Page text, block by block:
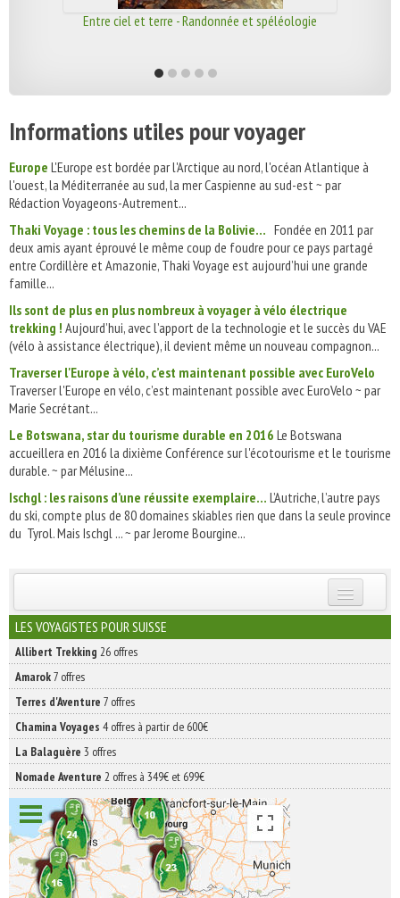
Entre ciel et terre - Randonnée et spéléologie
Informations utiles pour voyager
Europe L'Europe est bordée par l'Arctique au nord, l'océan Atlantique à
l'ouest, la Méditerranée au sud, la mer Caspienne au sud-est ~ par
Rédaction Voyageons-Autrement...
Thaki Voyage : tous les chemins de la Bolivie… Fondée en 2011 par
deux amis ayant éprouvé le même coup de foudre pour ce pays partagé
entre Cordillère et Amazonie, Thaki Voyage est aujourd’hui une grande
famille...
Ils sont de plus en plus nombreux à voyager à vélo électrique
trekking ! Aujourd’hui, avec l’apport de la technologie et le succès du VAE
(vélo à assistance électrique), il devient même un nouveau compagnon...
Traverser l'Europe à vélo, c’est maintenant possible avec EuroVelo
Traverser l'Europe en vélo, c’est maintenant possible avec EuroVelo ~ par
Marie Secrétant...
Le Botswana, star du tourisme durable en 2016 Le Botswana
accueillera en 2016 la dixième Conférence sur l'écotourisme et le tourisme
durable. ~ par Mélusine...
Ischgl : les raisons d’une réussite exemplaire… L’Autriche, l’autre pays
du ski, compte plus de 80 domaines skiables rien que dans la seule province
du Tyrol. Mais Ischgl ... ~ par Jerome Bourgine...
INSCRIVEZ-VOUS | ABONNEZ-VOUS
LES VOYAGISTES POUR SUISSE
Allibert Trekking 26 offres
Amarok7 offres
Terres d'Aventure 7 offres
Chamina Voyages 4 offres à partir de 600€
La Balaguère 3 offres
Nomade Aventure 2 offres à 349€ et 699€